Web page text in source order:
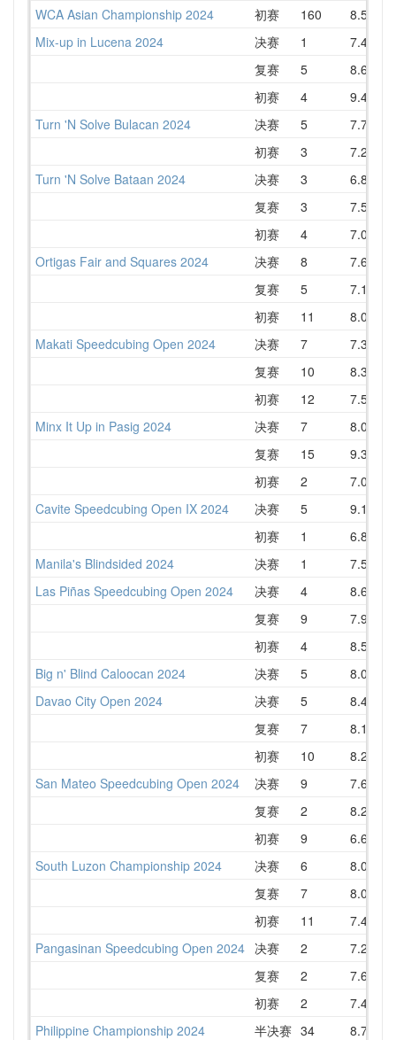
WCA Asian Championship 2024 初赛 160 8.58
Mix-up in Lucena 2024
决赛 1
7.46
复赛
5
8.62
初赛
4 9.42
Turn 'N Solve Bulacan 2024
决赛 5
7.77
初赛
3
7.24
Turn 'N Solve Bataan 2024
决赛 3
6.86
复赛
3
7.58
初赛
4
7.01
Ortigas Fair and Squares 2024
决赛 8
7.66
复赛
5
7.14
初赛
11 8.03
Makati Speedcubing Open 2024
决赛 7
7.30
复赛
10
8.32
初赛
12 7.59
Minx It Up in Pasig 2024
决赛 7 8.02
复赛
15 9.38
初赛
2
7.07
Cavite Speedcubing Open IX 2024
决赛 5
9.11
初赛
1
6.86
Manila's Blindsided 2024
决赛 1
7.59
Las Piñas Speedcubing Open 2024
决赛 4
8.67
复赛
9 7.96
初赛
4
8.52
Big n' Blind Caloocan 2024
决赛 5
8.08
Davao City Open 2024
决赛 5
8.45
复赛
7
8.18
初赛
10
8.29
San Mateo Speedcubing Open 2024
决赛 9
7.63
复赛
2
8.20
初赛
9
6.67
South Luzon Championship 2024
决赛 6
8.04
复赛
7
8.00
初赛
11
7.47
Pangasinan Speedcubing Open 2024 决赛 2
7.22
复赛
2
7.69
初赛
2
7.49
Philippine Championship 2024
半决赛 34 8.71